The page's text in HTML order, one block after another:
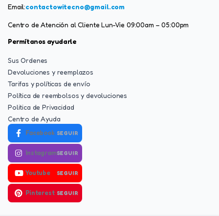
Email:contactowitecno@gmail.com
Centro de Atención al Cliente Lun-Vie 09:00am – 05:00pm
Permítanos ayudarle
Sus Ordenes
Devoluciones y reemplazos
Tarifas y políticas de envío
Política de reembolsos y devoluciones
Politica de Privacidad
Centro de Ayuda
Facebook SEGUIR
InstagramSEGUIR
Youtube SEGUIR
Pinterest SEGUIR